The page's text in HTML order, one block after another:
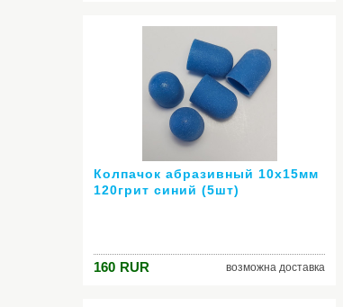
Колпачок абразивный 10х15мм
120грит синий (5шт)
160 RUR возможна доставка